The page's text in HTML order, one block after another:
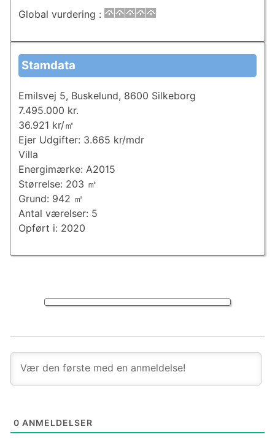
0 ANMELDELSER
Global vurdering :
Stamdata
Emilsvej 5, Buskelund, 8600 Silkeborg
7.495.000 kr.
36.921 kr/㎡
Ejer Udgifter: 3.665 kr/mdr
Villa
Energimærke: A2015
Størrelse: 203 ㎡
Grund: 942 ㎡
Antal værelser: 5
Opført i: 2020